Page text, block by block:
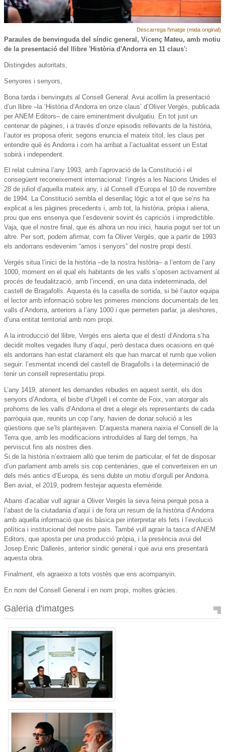
Descarrega l'imatge (mida original)
Paraules de benvinguda del síndic general, Vicenç Mateu, amb motiu
de la presentació del llibre 'Història d'Andorra en 11 claus':
Distingides autoritats,
Senyores i senyors,
Bona tarda i benvinguts al Consell General. Avui acollim la presentació
d’un llibre –la ‘Història d’Andorra en onze claus’ d’Oliver Vergés, publicada
per ANEM Editors– de caire eminentment divulgatiu. En tot just un
centenar de pàgines, i a través d’onze episodis rellevants de la història,
l’autor es proposa oferir, segons enuncia el mateix títol, les claus per
entendre què és Andorra i com ha arribat a l’actualitat essent un Estat
sobirà i independent.
El relat culmina l’any 1993, amb l’aprovació de la Constitució i el
consegüent reconeixement internacional: l’ingrés a les Nacions Unides el
28 de juliol d’aquella mateix any, i al Consell d’Europa el 10 de novembre
de 1994. La Constitució sembla el desenllaç lògic a tot el que se’ns ha
explicat a les pàgines precedents i, amb tot, la història, pròpia i aliena,
prou que ens ensenya que l’esdevenir sovint és capriciós i impredictible.
Vaja, que el nostre final, que és alhora un nou inici, hauria pogut ser tot un
altre. Per sort, podem afirmar, com fa Oliver Vergés, que a partir de 1993
els andorrans esdevenim “amos i senyors” del nostre propi destí.
Vergés situa l’inici de la història –de la nostra història– a l’entorn de l’any
1000, moment en el qual els habitants de les valls s’oposen activament al
procés de feudalització, amb l’incendi, en una data indeterminada, del
castell de Bragafolls. Aquesta és la casella de sortida, si bé l’autor equipa
el lector amb informació sobre les primeres mencions documentals de les
valls d’Andorra, anteriors a l’any 1000 i que permeten parlar, ja aleshores,
d’una entitat territorial amb nom propi.
A la introducció del llibre, Vergés ens alerta que el destí d’Andorra s’ha
decidit moltes vegades lluny d’aquí, però destaca dues ocasions en què
els andorrans han estat clarament els que han marcat el rumb que volien
seguir: l’esmentat incendi del castell de Bragafolls i la determinació de
tenir un consell representatiu propi.
L’any 1419, atenent les demandes rebudes en aquest sentit, els dos
senyors d’Andorra, el bisbe d’Urgell i el comte de Foix, van atorgar als
prohoms de les valls d’Andorra el dret a elegir els representants de cada
parròquia que, reunits un cop l’any, havien de donar solució a les
qüestions que se’ls plantejaven. D’aquesta manera naixia el Consell de la
Terra que, amb les modificacions introduïdes al llarg del temps, ha
perviscut fins als nostres dies.
Si de la història n’extraiem allò que tenim de particular, el fet de disposar
d’un parlament amb arrels sis cop centenàries, que el converteixen en un
dels més antics d’Europa, és sens dubte un motiu d’orgull per Andorra.
Ben aviat, el 2019, podrem festejar aquesta efemèride.
Abans d’acabar vull agrair a Oliver Vergés la seva feina perquè posa a
l’abast de la ciutadania d’aquí i de fora un resum de la història d’Andorra
amb aquella informació que és bàsica per interpretar els fets i l’evolució
política i institucional del nostre país. També vull agrair la tasca d’ANEM
Editors, que aposta per una producció pròpia, i la presència avui del
Josep Enric Dallerès, anterior síndic general i que avui ens presentarà
aquesta obra.
Finalment, els agraeixo a tots vostès que ens acompanyin.
En nom del Consell General i en nom propi, moltes gràcies.
Galeria d'imatges